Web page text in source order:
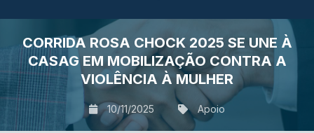
CORRIDA ROSA CHOCK 2025 SE UNE À
CASAG EM MOBILIZAÇÃO CONTRA A
VIOLÊNCIA À MULHER
10/11/2025 Apoio